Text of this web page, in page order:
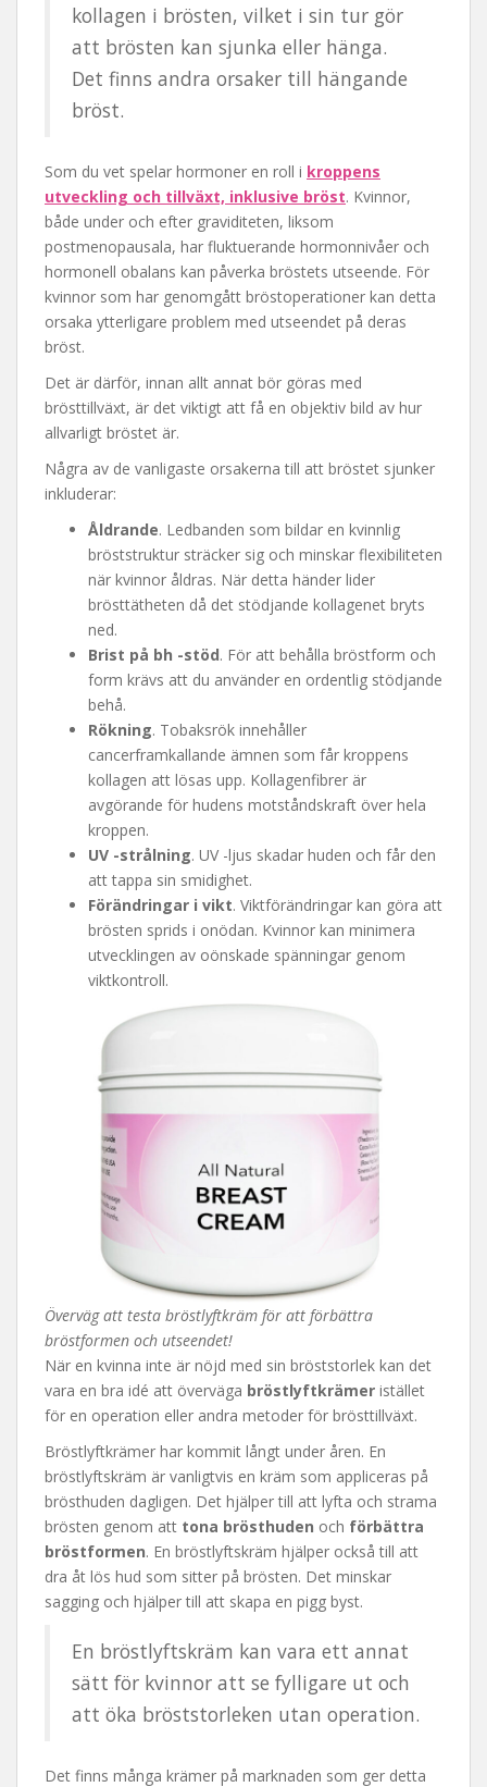
kollagen i brösten, vilket i sin tur gör
att brösten kan sjunka eller hänga.
Det finns andra orsaker till hängande
bröst.
Som du vet spelar hormoner en roll i kroppens
utveckling och tillväxt, inklusive bröst. Kvinnor,
både under och efter graviditeten, liksom
postmenopausala, har fluktuerande hormonnivåer och
hormonell obalans kan påverka bröstets utseende. För
kvinnor som har genomgått bröstoperationer kan detta
orsaka ytterligare problem med utseendet på deras
bröst.
Det är därför, innan allt annat bör göras med
brösttillväxt, är det viktigt att få en objektiv bild av hur
allvarligt bröstet är.
Några av de vanligaste orsakerna till att bröstet sjunker
inkluderar:
Åldrande. Ledbanden som bildar en kvinnlig
bröststruktur sträcker sig och minskar flexibiliteten
när kvinnor åldras. När detta händer lider
brösttätheten då det stödjande kollagenet bryts
ned.
Brist på bh -stöd. För att behålla bröstform och
form krävs att du använder en ordentlig stödjande
behå.
Rökning. Tobaksrök innehåller
cancerframkallande ämnen som får kroppens
kollagen att lösas upp. Kollagenfibrer är
avgörande för hudens motståndskraft över hela
kroppen.
UV -strålning. UV -ljus skadar huden och får den
att tappa sin smidighet.
Förändringar i vikt. Viktförändringar kan göra att
brösten sprids i onödan. Kvinnor kan minimera
utvecklingen av oönskade spänningar genom
viktkontroll.
Överväg att testa bröstlyftkräm för att förbättra
bröstformen och utseendet!
När en kvinna inte är nöjd med sin bröststorlek kan det
vara en bra idé att överväga bröstlyftkrämer istället
för en operation eller andra metoder för brösttillväxt.
Bröstlyftkrämer har kommit långt under åren. En
bröstlyftskräm är vanligtvis en kräm som appliceras på
brösthuden dagligen. Det hjälper till att lyfta och strama
brösten genom att tona brösthuden och förbättra
bröstformen. En bröstlyftskräm hjälper också till att
dra åt lös hud som sitter på brösten. Det minskar
sagging och hjälper till att skapa en pigg byst.
En bröstlyftskräm kan vara ett annat
sätt för kvinnor att se fylligare ut och
att öka bröststorleken utan operation.
Det finns många krämer på marknaden som ger detta